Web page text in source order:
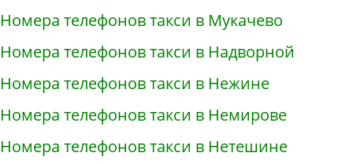
Номера телефонов такси в Мукачево
Номера телефонов такси в Надворной
Номера телефонов такси в Нежине
Номера телефонов такси в Немирове
Номера телефонов такси в Нетешине